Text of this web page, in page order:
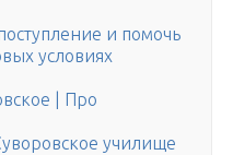
и помочь
условиях
| Про
училище